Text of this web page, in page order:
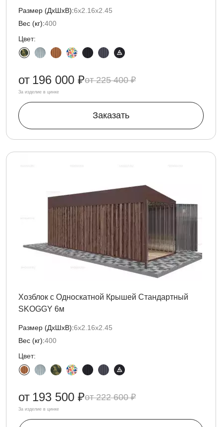
Размер (ДxШxВ):6х2.16х2.45
Вес (кг):400
Цвет:
225 400 ₽
от 196 000 ₽
За изделие в цинке
Заказать
Хозблок с Односкатной Крышей Стандартный
SKOGGY 6м
Размер (ДxШxВ):6х2.16х2.45
Вес (кг):400
Цвет:
222 600 ₽
от 193 500 ₽
За изделие в цинке